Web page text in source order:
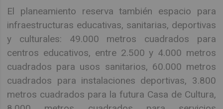
El planeamiento reserva también espacio para
infraestructuras educativas, sanitarias, deportivas
y culturales: 49.000 metros cuadrados para
centros educativos, entre 2.500 y 4.000 metros
cuadrados para usos sanitarios, 60.000 metros
cuadrados para instalaciones deportivas, 3.800
metros cuadrados para la futura Casa de Cultura,